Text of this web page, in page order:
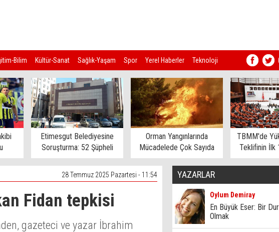
Bilim Kültür-Sanat Sağlık-Yaşam Spor Yerel Haberler Teknoloji
Etimesgut Belediyesine
Soruşturma: 52 Şüpheli
Gözaltına Alındı
Orman Yangınlarında
Mücadelede Çok Sayıda
Ev Tahliye Edildi
TBMM'de
Teklifinin İlk
Kabul
28 Temmuz 2025 Pazartesi - 11:54
Fidan tepkisi
gazeteci ve yazar İbrahim
YAZARLAR
Oylum Demiray
En Büyük Eser: Bir
Olmak